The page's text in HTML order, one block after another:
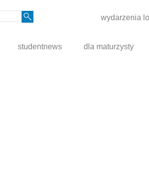
wydarzenia
studentnews dla maturzysty